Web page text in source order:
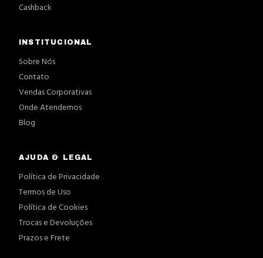
Cashback
INSTITUCIONAL
Sobre Nós
Contato
Vendas Corporativas
Onde Atendemos
Blog
AJUDA & LEGAL
Política de Privacidade
Termos de Uso
Política de Cookies
Trocas e Devoluções
Prazos e Frete